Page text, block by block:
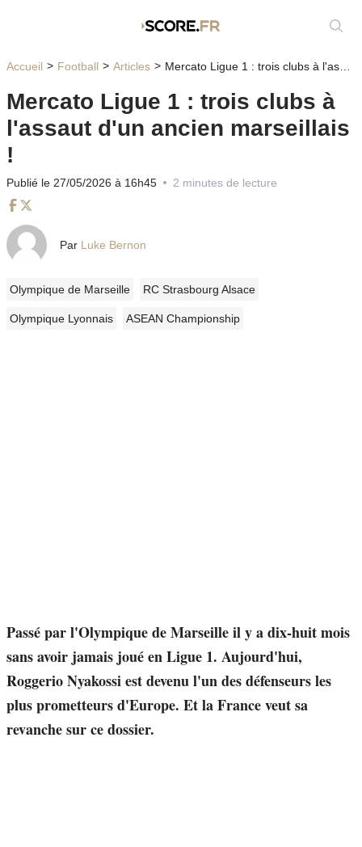
Accueil Football Articles Mercato Ligue 1 : trois clubs à l'assaut d'un ancien marseillais !
Mercato Ligue 1 : trois clubs à
l'assaut d'un ancien marseillais
!
Publié le 27/05/2026 à 16h45 2 minutes de lecture
Par Luke Bernon
Olympique de Marseille RC Strasbourg Alsace
Olympique Lyonnais ASEAN Championship
Passé par l'Olympique de Marseille il y a dix-huit mois
sans avoir jamais joué en Ligue 1. Aujourd'hui,
Roggerio Nyakossi est devenu l'un des défenseurs les
plus prometteurs d'Europe. Et la France veut sa
revanche sur ce dossier.